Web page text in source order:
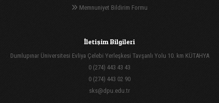
Memnuniyet Bildirim Formu
İletişim Bilgileri
Dumlupınar Üniversitesi Evliya Çelebi Yerleşkesi Tavşanlı Yolu 10. km KÜTAHYA
0 (274) 443 43 43
0 (274) 443 02 90
sks@dpu.edu.tr